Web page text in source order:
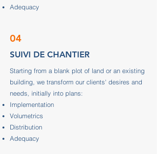
Adequacy
04
SUIVI DE CHANTIER
Starting from a blank plot of land or an existing
building, we transform our clients' desires and
needs, initially into plans:
Implementation
Volumetrics
Distribution
Adequacy